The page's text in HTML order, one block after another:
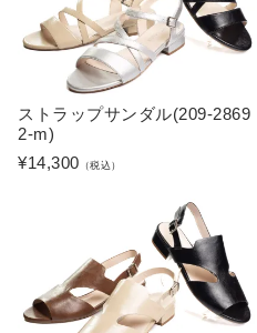
ストラップサンダル(209-2869
2-m)
¥14,300 （税込）